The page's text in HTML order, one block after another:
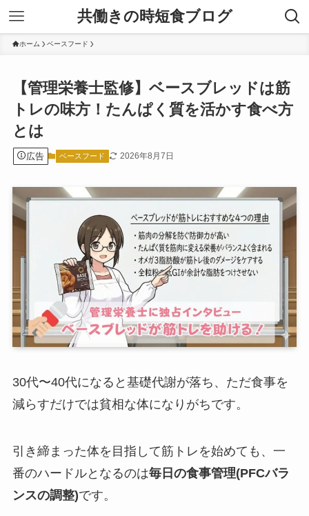
共働きの時短食ブログ
ホーム ベースフード
【管理栄養士監修】ベースブレッドは筋
トレの味方！たんぱく質を活かす食べ方
とは
広告 ベースフード 2026年8月7日
30代〜40代になると基礎代謝が落ち、ただ食事を
減らすだけでは貧相な体になりがちです。
引き締まった体を目指して筋トレを始めても、一
番のハードルとなるのは毎日の食事管理(PFCバラ
ンスの調整)です。